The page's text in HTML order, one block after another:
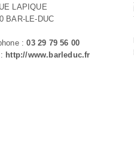
LAPIQUE
BAR-LE-DUC
:03 29 79 56 00
http://www.barleduc.fr